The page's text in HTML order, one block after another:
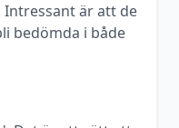
är att de
bedömda i både